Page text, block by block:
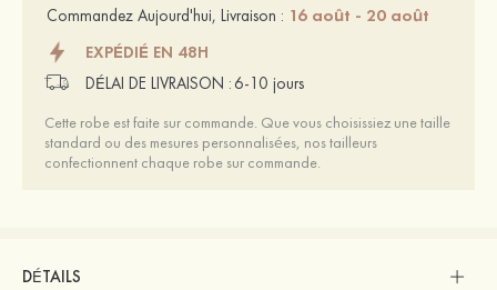
Commandez Aujourd'hui, Livraison : 16 août - 20 août
EXPÉDIÉ EN 48H
DÉLAI DE LIVRAISON : 6-10 jours
Cette robe est faite sur commande. Que vous choisissiez une taille
standard ou des mesures personnalisées, nos tailleurs
confectionnent chaque robe sur commande.
DÉTAILS